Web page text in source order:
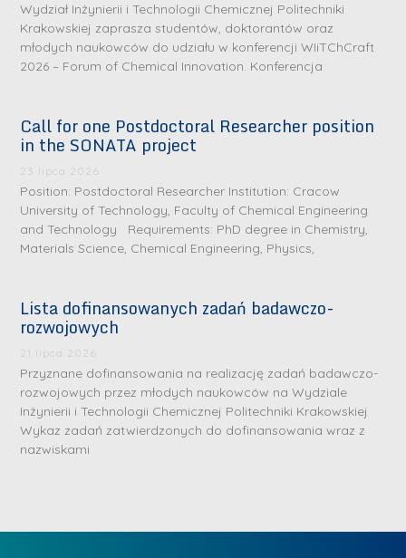
Wydział Inżynierii i Technologii Chemicznej Politechniki
Krakowskiej zaprasza studentów, doktorantów oraz
młodych naukowców do udziału w konferencji WIiTChCraft
2026 – Forum of Chemical Innovation. Konferencja
Call for one Postdoctoral Researcher position
in the SONATA project
23 lipca 2026
Position: Postdoctoral Researcher Institution: Cracow
University of Technology, Faculty of Chemical Engineering
and Technology Requirements: PhD degree in Chemistry,
Materials Science, Chemical Engineering, Physics,
Lista dofinansowanych zadań badawczo-
rozwojowych
21 lipca 2026
Przyznane dofinansowania na realizację zadań badawczo-
rozwojowych przez młodych naukowców na Wydziale
Inżynierii i Technologii Chemicznej Politechniki Krakowskiej
Wykaz zadań zatwierdzonych do dofinansowania wraz z
nazwiskami
D
r
ż
D
.